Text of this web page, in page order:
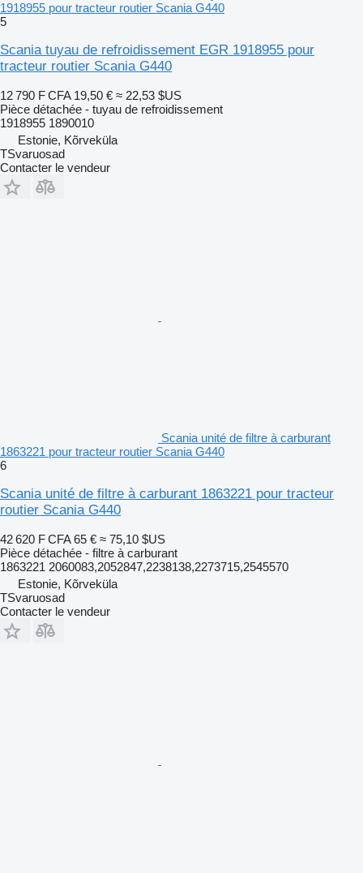
1918955 pour tracteur routier Scania G440
5
Scania tuyau de refroidissement EGR 1918955 pour
tracteur routier Scania G440
12 790 F CFA 19,50 € ≈ 22,53 $US
Pièce détachée - tuyau de refroidissement
1918955 1890010
Estonie, Kõrveküla
TSvaruosad
Contacter le vendeur
Scania unité de filtre à carburant
1863221 pour tracteur routier Scania G440
6
Scania unité de filtre à carburant 1863221 pour tracteur
routier Scania G440
42 620 F CFA 65 € ≈ 75,10 $US
Pièce détachée - filtre à carburant
1863221 2060083,2052847,2238138,2273715,2545570
Estonie, Kõrveküla
TSvaruosad
Contacter le vendeur